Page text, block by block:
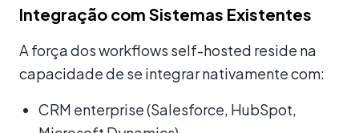
Integração com Sistemas Existentes
A força dos workflows self-hosted reside na
capacidade de se integrar nativamente com:
CRM enterprise (Salesforce, HubSpot,